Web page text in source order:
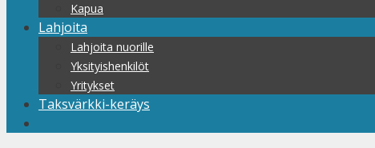
Kapua
Lahjoita
Lahjoita nuorille
Yksityishenkilöt
Yritykset
Taksvärkki-keräys